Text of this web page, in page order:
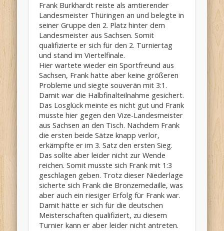
Frank Burkhardt reiste als amtierender
Landesmeister Thüringen an und belegte in
seiner Gruppe den 2. Platz hinter dem
Landesmeister aus Sachsen. Somit
qualifizierte er sich für den 2. Turniertag
und stand im Viertelfinale.
Hier wartete wieder ein Sportfreund aus
Sachsen, Frank hatte aber keine größeren
Probleme und siegte souverän mit 3:1.
Damit war die Halbfinalteilnahme gesichert.
Das Losglück meinte es nicht gut und Frank
musste hier gegen den Vize-Landesmeister
aus Sachsen an den Tisch. Nachdem Frank
die ersten beide Sätze knapp verlor,
erkämpfte er im 3. Satz den ersten Sieg.
Das sollte aber leider nicht zur Wende
reichen. Somit musste sich Frank mit 1:3
geschlagen geben. Trotz dieser Niederlage
sicherte sich Frank die Bronzemedaille, was
aber auch ein riesiger Erfolg für Frank war.
Damit hätte er sich für die deutschen
Meisterschaften qualifiziert, zu diesem
Turnier kann er aber leider nicht antreten.